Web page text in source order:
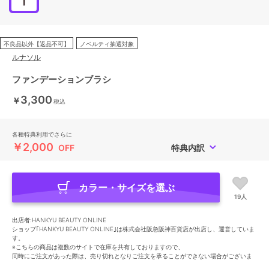
不良品以外【返品不可】 ノベルティ抽選対象
ルナソル
ファンデーションブラシ
￥3,300 税込
各種特典利用でさらに
￥2,000 OFF 特典内訳
カラー・サイズを選ぶ
19人
出店者:HANKYU BEAUTY ONLINE
ショップ｢HANKYU BEAUTY ONLINE｣は株式会社阪急阪神百貨店が出店し、運営していま
す。
※こちらの商品は複数のサイトで在庫を共有しておりますので、
同時にご注文があった際は、売り切れとなりご注文を承ることができない場合がございま